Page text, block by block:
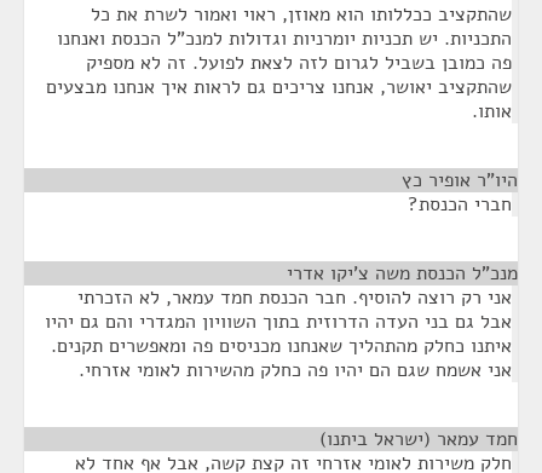
שהתקציב ככללותו הוא מאוזן, ראוי ואמור לשרת את כל
התכניות. יש תכניות יומרניות וגדולות למנכ"ל הכנסת ואנחנו
פה כמובן בשביל לגרום לזה לצאת לפועל. זה לא מספיק
שהתקציב יאושר, אנחנו צריכים גם לראות איך אנחנו מבצעים
אותו.
היו"ר אופיר כץ
חברי הכנסת?
מנכ”ל הכנסת משה צ’יקו אדרי
אני רק רוצה להוסיף. חבר הכנסת חמד עמאר, לא הזכרתי
אבל גם בני העדה הדרוזית בתוך השוויון המגדרי והם גם יהיו
איתנו כחלק מהתהליך שאנחנו מכניסים פה ומאפשרים תקנים.
אני אשמח שגם הם יהיו פה כחלק מהשירות לאומי אזרחי.
חמד עמאר (ישראל ביתנו)
חלק משירות לאומי אזרחי זה קצת קשה, אבל אף אחד לא